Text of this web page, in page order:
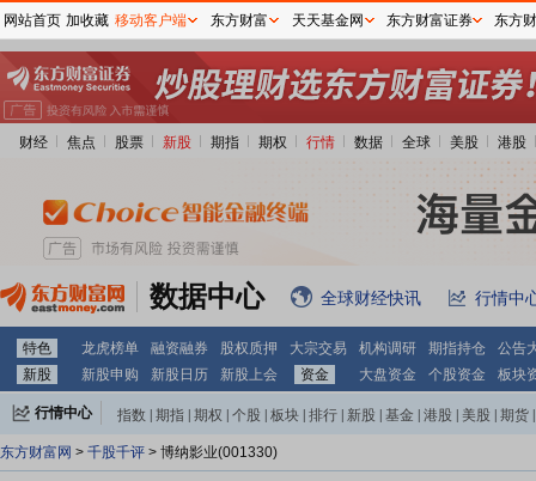
财经 焦点 股票 新股 期指 期权 行情 数据 全球 美股 港股
数据中心 全球财经快讯 行情中
特色 龙虎榜单 融资融券 股权质押 大宗交易 机构调研 期指持仓
公告
新股
新股申购 新股日历 新股上会 资金 大盘资金 个股资金 板块
行情中心 指数 期指 期权 个股 板块 排行 新股 基金 港股 美股 期货
东方财富网 > 千股千评 > 博纳影业(001330)
网站首页 加收藏 移动客户端 东方财富 天天基金网 东方财富证券 东方